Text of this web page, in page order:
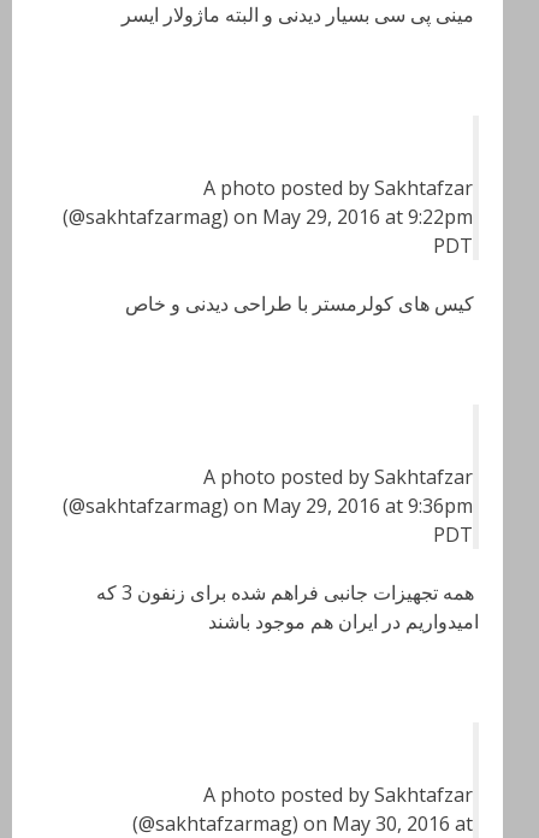
مینی پی سی بسیار دیدنی و البته ماژولار ایسر
A photo posted by Sakhtafzar
(@sakhtafzarmag) on May 29, 2016 at 9:22pm
PDT
کیس های کولرمستر با طراحی دیدنی و خاص
A photo posted by Sakhtafzar
(@sakhtafzarmag) on May 29, 2016 at 9:36pm
PDT
همه تجهیزات جانبی فراهم شده برای زنفون 3 که
امیدواریم در ایران هم موجود باشند
A photo posted by Sakhtafzar
(@sakhtafzarmag) on May 30, 2016 at